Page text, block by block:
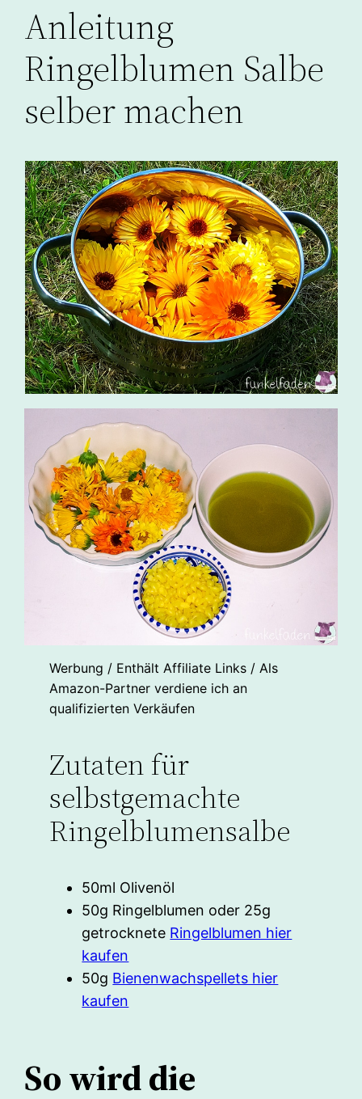
Anleitung
Ringelblumen Salbe
selber machen
Werbung / Enthält Affiliate Links / Als
Amazon-Partner verdiene ich an
qualifizierten Verkäufen
Zutaten für
selbstgemachte
Ringelblumensalbe
50ml Olivenöl
50g Ringelblumen oder 25g
getrocknete Ringelblumen hier
kaufen
50g Bienenwachspellets hier
kaufen
So wird die